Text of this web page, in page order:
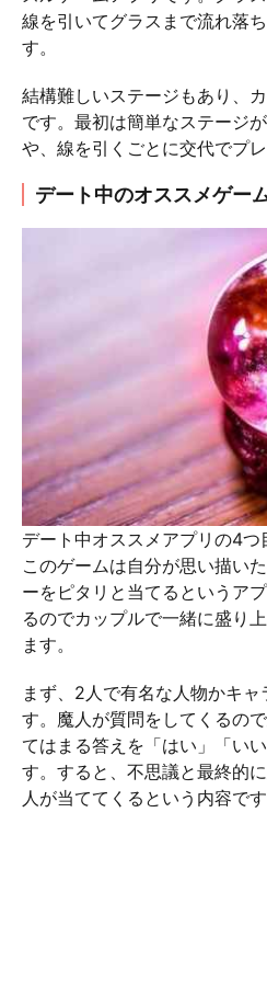
線を引いてグラスまで流れ落
す。
結構難しいステージもあり、
です。最初は簡単なステージ
や、線を引くごとに交代でプ
デート中のオススメゲ
デート中オススメアプリの4つ
このゲームは自分が思い描い
ーをピタリと当てるというア
るのでカップルで一緒に盛り
ます。
まず、2人で有名な人物かキャ
す。魔人が質問をしてくるの
てはまる答えを「はい」「い
す。すると、不思議と最終的
人が当ててくるという内容です